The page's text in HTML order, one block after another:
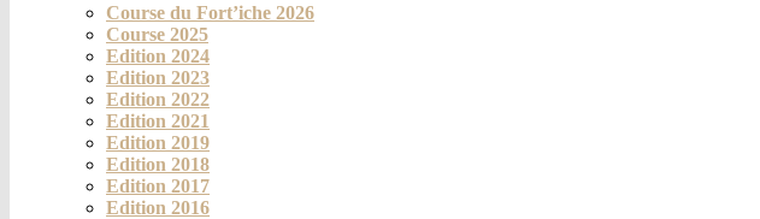
Course du Fort’iche 2026
Course 2025
Edition 2024
Edition 2023
Edition 2022
Edition 2021
Edition 2019
Edition 2018
Edition 2017
Edition 2016